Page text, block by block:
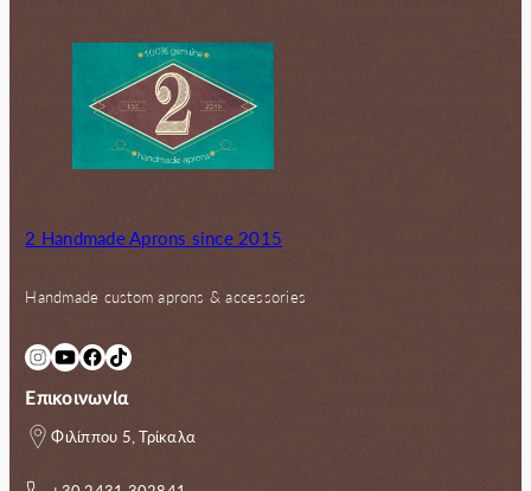
2 Handmade Aprons since 2015
Handmade custom aprons & accessories
InstagramYouTube Facebook TikTok
Επικοινωνία
Φιλίππου 5, Τρίκαλα